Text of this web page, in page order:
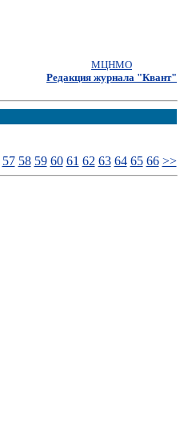
МЦНМО
Редакция журнала "Квант"
57 58 59 60 61 62 63 64 65 66 >>